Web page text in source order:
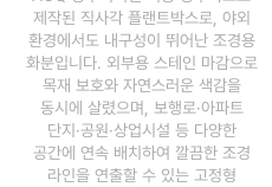
제작된 직사각 플랜트박스로, 야외
환경에서도 내구성이 뛰어난 조경용
화분입니다. 외부용 스테인 마감으로
목재 보호와 자연스러운 색감을
동시에 살렸으며, 보행로·아파트
단지·공원·상업시설 등 다양한
공간에 연속 배치하여 깔끔한 조경
라인을 연출할 수 있는 고정형